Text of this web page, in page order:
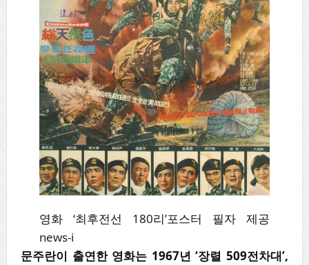
영화 ‘최후전선 180리’포스터 필자 제공
news-i
문주란이 출연한 영화는 1967년 ‘장렬 509전차대’,